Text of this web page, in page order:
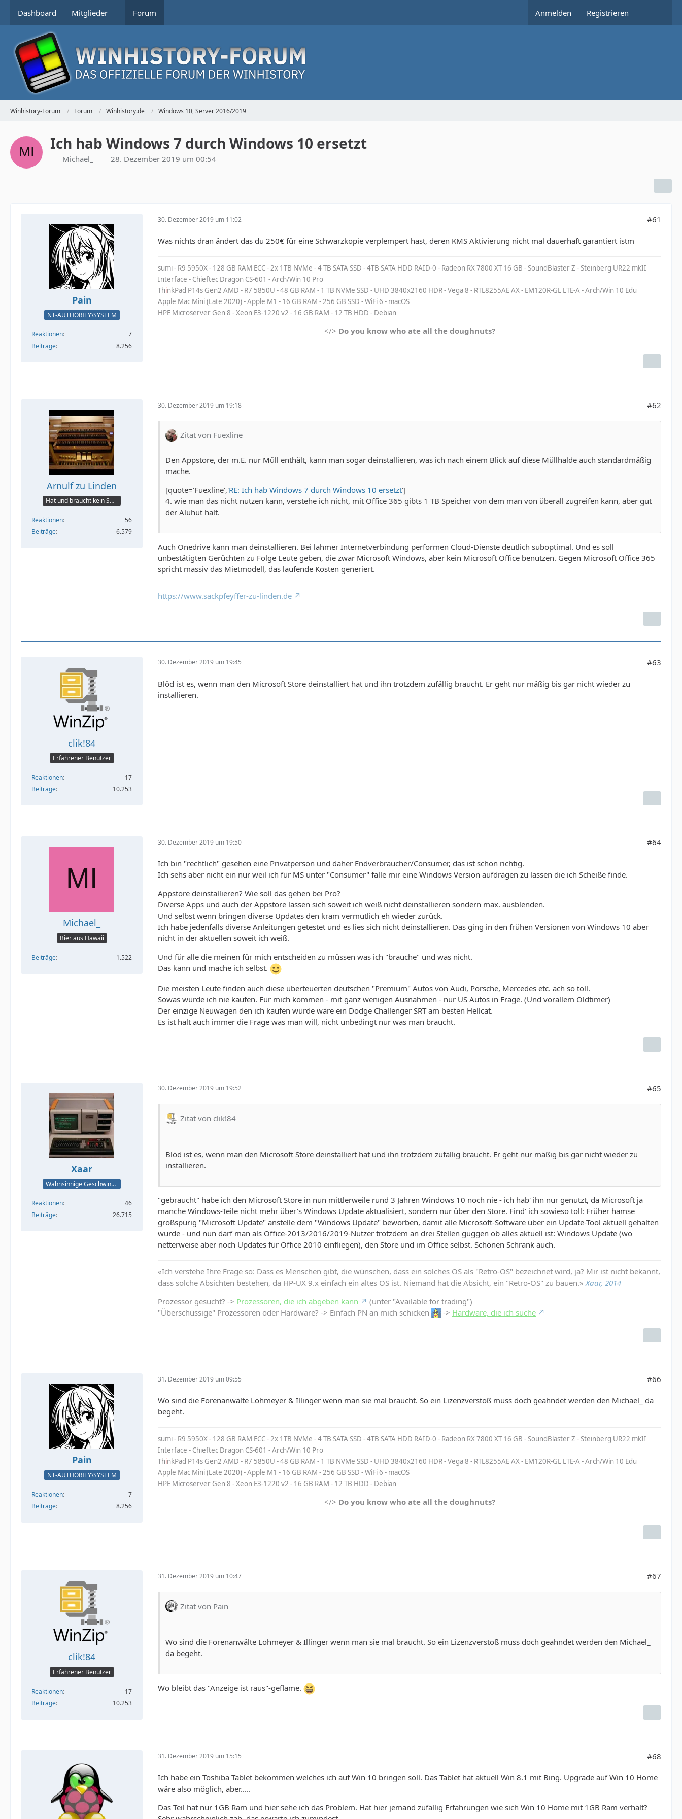
Dashboard Mitglieder Forum Anmelden Registrieren
Winhistory-Forum Forum Winhistory.de Windows 10, Server 2016/2019
Ich hab Windows 7 durch Windows 10 ersetzt
Michael_ 28. Dezember 2019 um 00:54
Pain
NT-AUTHORITY\SYSTEM
Reaktionen
7
Beiträge
8.256
30. Dezember 2019 um 11:02 #61
Was nichts dran ändert das du 250€ für eine Schwarzkopie verplempert hast, deren KMS Aktivierung nicht mal dauerhaft garantiert istm
sumi - R9 5950X - 128 GB RAM ECC - 2x 1TB NVMe - 4 TB SATA SSD - 4TB SATA HDD RAID-0 - Radeon RX 7800 XT 16 GB - SoundBlaster Z - Steinberg UR22 mkII
Interface - Chieftec Dragon CS-601 - Arch/Win 10 Pro
ThinkPad P14s Gen2 AMD - R7 5850U - 48 GB RAM - 1 TB NVMe SSD - UHD 3840x2160 HDR - Vega 8 - RTL8255AE AX - EM120R-GL LTE-A - Arch/Win 10 Edu
Apple Mac Mini (Late 2020) - Apple M1 - 16 GB RAM - 256 GB SSD - WiFi 6 - macOS
HPE Microserver Gen 8 - Xeon E3-1220 v2 - 16 GB RAM - 12 TB HDD - Debian
</> Do you know who ate all the doughnuts?
Arnulf zu Linden
Hat und braucht kein Smartphone!
Reaktionen
56
Beiträge
6.579
30. Dezember 2019 um 19:18 #62
Zitat von Fuexline
Den Appstore, der m.E. nur Müll enthält, kann man sogar deinstallieren, was ich nach einem Blick auf diese Müllhalde auch standardmäßig
mache.
[quote='Fuexline','RE: Ich hab Windows 7 durch Windows 10 ersetzt']
4. wie man das nicht nutzen kann, verstehe ich nicht, mit Office 365 gibts 1 TB Speicher von dem man von überall zugreifen kann, aber gut
der Aluhut halt.
Auch Onedrive kann man deinstallieren. Bei lahmer Internetverbindung performen Cloud-Dienste deutlich suboptimal. Und es soll
unbestätigten Gerüchten zu Folge Leute geben, die zwar Microsoft Windows, aber kein Microsoft Office benutzen. Gegen Microsoft Office 365
spricht massiv das Mietmodell, das laufende Kosten generiert.
https://www.sackpfeyffer-zu-linden.de
clik!84
Erfahrener Benutzer
Reaktionen
17
Beiträge
10.253
30. Dezember 2019 um 19:45 #63
Blöd ist es, wenn man den Microsoft Store deinstalliert hat und ihn trotzdem zufällig braucht. Er geht nur mäßig bis gar nicht wieder zu
installieren.
Michael_
Bier aus Hawaii
Beiträge 1.522
30. Dezember 2019 um 19:50 #64
Ich bin "rechtlich" gesehen eine Privatperson und daher Endverbraucher/Consumer, das ist schon richtig.
Ich sehs aber nicht ein nur weil ich für MS unter "Consumer" falle mir eine Windows Version aufdrägen zu lassen die ich Scheiße finde.
Appstore deinstallieren? Wie soll das gehen bei Pro?
Diverse Apps und auch der Appstore lassen sich soweit ich weiß nicht deinstallieren sondern max. ausblenden.
Und selbst wenn bringen diverse Updates den kram vermutlich eh wieder zurück.
Ich habe jedenfalls diverse Anleitungen getestet und es lies sich nicht deinstallieren. Das ging in den frühen Versionen von Windows 10 aber
nicht in der aktuellen soweit ich weiß.
Und für alle die meinen für mich entscheiden zu müssen was ich "brauche" und was nicht.
Das kann und mache ich selbst.
Die meisten Leute finden auch diese überteuerten deutschen "Premium" Autos von Audi, Porsche, Mercedes etc. ach so toll.
Sowas würde ich nie kaufen. Für mich kommen - mit ganz wenigen Ausnahmen - nur US Autos in Frage. (Und vorallem Oldtimer)
Der einzige Neuwagen den ich kaufen würde wäre ein Dodge Challenger SRT am besten Hellcat.
Es ist halt auch immer die Frage was man will, nicht unbedingt nur was man braucht.
Xaar
Wahnsinnige Geschwindigkeit - und los!
Reaktionen
46
Beiträge
26.715
30. Dezember 2019 um 19:52 #65
Zitat von clik!84
Blöd ist es, wenn man den Microsoft Store deinstalliert hat und ihn trotzdem zufällig braucht. Er geht nur mäßig bis gar nicht wieder zu
installieren.
"gebraucht" habe ich den Microsoft Store in nun mittlerweile rund 3 Jahren Windows 10 noch nie - ich hab' ihn nur genutzt, da Microsoft ja
manche Windows-Teile nicht mehr über's Windows Update aktualisiert, sondern nur über den Store. Find' ich sowieso toll: Früher hamse
großspurig "Microsoft Update" anstelle dem "Windows Update" beworben, damit alle Microsoft-Software über ein Update-Tool aktuell gehalten
wurde - und nun darf man als Office-2013/2016/2019-Nutzer trotzdem an drei Stellen guggen ob alles aktuell ist: Windows Update (wo
netterweise aber noch Updates für Office 2010 einfliegen), den Store und im Office selbst. Schönen Schrank auch.
«Ich verstehe Ihre Frage so: Dass es Menschen gibt, die wünschen, dass ein solches OS als "Retro-OS" bezeichnet wird, ja? Mir ist nicht bekannt,
dass solche Absichten bestehen, da HP-UX 9.x einfach ein altes OS ist. Niemand hat die Absicht, ein "Retro-OS" zu bauen.» Xaar, 2014
Prozessor gesucht? -> Prozessoren, die ich abgeben kann
(unter "Available for trading")
"Überschüssige" Prozessoren oder Hardware? -> Einfach PN an mich schicken
-> Hardware, die ich suche
Pain
NT-AUTHORITY\SYSTEM
Reaktionen
7
Beiträge
8.256
31. Dezember 2019 um 09:55 #66
Wo sind die Forenanwälte Lohmeyer & Illinger wenn man sie mal braucht. So ein Lizenzverstoß muss doch geahndet werden den Michael_ da
begeht.
sumi - R9 5950X - 128 GB RAM ECC - 2x 1TB NVMe - 4 TB SATA SSD - 4TB SATA HDD RAID-0 - Radeon RX 7800 XT 16 GB - SoundBlaster Z - Steinberg UR22 mkII
Interface - Chieftec Dragon CS-601 - Arch/Win 10 Pro
ThinkPad P14s Gen2 AMD - R7 5850U - 48 GB RAM - 1 TB NVMe SSD - UHD 3840x2160 HDR - Vega 8 - RTL8255AE AX - EM120R-GL LTE-A - Arch/Win 10 Edu
Apple Mac Mini (Late 2020) - Apple M1 - 16 GB RAM - 256 GB SSD - WiFi 6 - macOS
HPE Microserver Gen 8 - Xeon E3-1220 v2 - 16 GB RAM - 12 TB HDD - Debian
</> Do you know who ate all the doughnuts?
clik!84
Erfahrener Benutzer
Reaktionen
17
Beiträge
10.253
31. Dezember 2019 um 10:47 #67
Zitat von Pain
Wo sind die Forenanwälte Lohmeyer & Illinger wenn man sie mal braucht. So ein Lizenzverstoß muss doch geahndet werden den Michael_
da begeht.
Wo bleibt das "Anzeige ist raus"-geflame.
31. Dezember 2019 um 15:15 #68
Ich habe ein Toshiba Tablet bekommen welches ich auf Win 10 bringen soll. Das Tablet hat aktuell Win 8.1 mit Bing. Upgrade auf Win 10 Home
wäre also möglich, aber.....
Das Teil hat nur 1GB Ram und hier sehe ich das Problem. Hat hier jemand zufällig Erfahrungen wie sich Win 10 Home mit 1GB Ram verhält?